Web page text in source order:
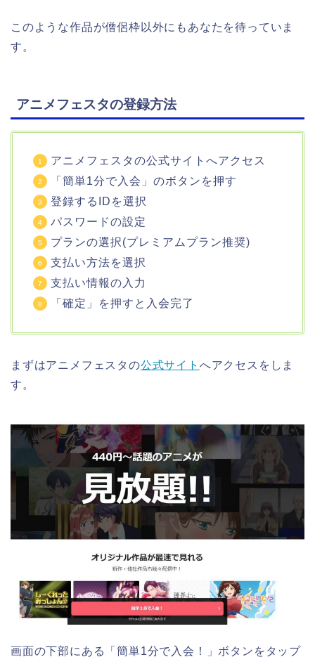
このような作品が僧侶枠以外にもあなたを待っていま
す。
アニメフェスタの登録方法
アニメフェスタの公式サイトへアクセス
「簡単1分で入会」のボタンを押す
登録するIDを選択
パスワードの設定
プランの選択(プレミアムプラン推奨)
支払い方法を選択
支払い情報の入力
「確定」を押すと入会完了
まずはアニメフェスタの公式サイト へアクセスをしま
す。
画面の下部にある「簡単1分で入会！」ボタンをタップ